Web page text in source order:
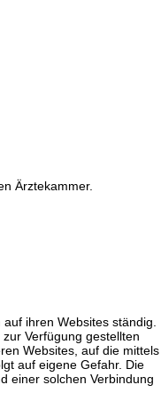
Ärztekammer.
ihren Websites ständig.
Verfügung gestellten
Websites, auf die mittels
auf eigene Gefahr. Die
einer solchen Verbindung